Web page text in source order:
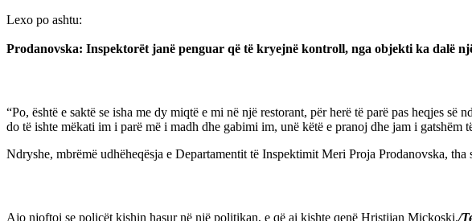
Lexo po ashtu:
Prodanovska: Inspektorët janë penguar që të kryejnë kontroll, nga objekti ka dalë
“Po, është e saktë se isha me dy miqtë e mi në një restorant, për herë të parë pas heqjes
do të ishte mëkati im i parë më i madh dhe gabimi im, unë këtë e pranoj dhe jam i gatshëm
Ndryshe, mbrëmë udhëheqësja e Departamentit të Inspektimit Meri Proja Prodanovska,
Ajo njoftoi se policët kishin hasur në një politikan, e që ai kishte qenë Hristijan Mickoski./